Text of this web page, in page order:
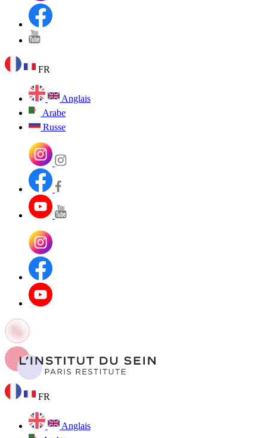
FR
Anglais
Arabe
Russe
FR
Anglais